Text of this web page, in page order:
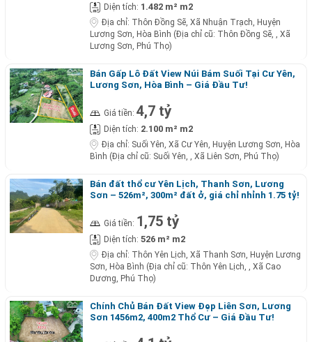
Diện tích: 1.482 m² m2
Địa chỉ: Thôn Đồng Sẽ, Xã Nhuận Trạch, Huyện
Lương Sơn, Hòa Bình (Địa chỉ cũ: Thôn Đồng Sẽ, , Xã
Lương Sơn, Phú Thọ)
Bán Gấp Lô Đất View Núi Bám Suối Tại Cư Yên,
Lương Sơn, Hòa Bình – Giá Đầu Tư!
Giá tiền: 4,7 tỷ
Diện tích: 2.100 m² m2
Địa chỉ: Suối Yên, Xã Cư Yên, Huyện Lương Sơn, Hòa
Bình (Địa chỉ cũ: Suối Yên, , Xã Liên Sơn, Phú Thọ)
Bán đất thổ cư Yên Lịch, Thanh Sơn, Lương
Sơn – 526m², 300m² đất ở, giá chỉ nhỉnh 1.75 tỷ!
Giá tiền: 1,75 tỷ
Diện tích: 526 m² m2
Địa chỉ: Thôn Yên Lịch, Xã Thanh Sơn, Huyện Lương
Sơn, Hòa Bình (Địa chỉ cũ: Thôn Yên Lịch, , Xã Cao
Dương, Phú Thọ)
Chính Chủ Bán Đất View Đẹp Liên Sơn, Lương
Sơn 1456m2, 400m2 Thổ Cư – Giá Đầu Tư!